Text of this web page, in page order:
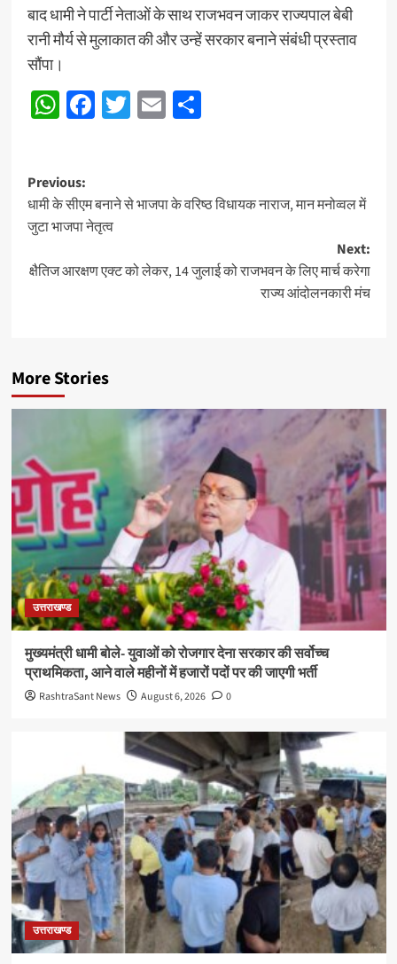
बाद धामी ने पार्टी नेताओं के साथ राजभवन जाकर राज्यपाल बेबी
रानी मौर्य से मुलाकात की और उन्हें सरकार बनाने संबंधी प्रस्ताव
सौंपा।
WhatsApp
Facebook
Twitter
EmailShare
Post
navigation
Previous:
धामी के सीएम बनाने से भाजपा के वरिष्ठ विधायक नाराज, मान मनोव्वल में
जुटा भाजपा नेतृत्व
Next:
क्षैतिज आरक्षण एक्ट को लेकर, 14 जुलाई को राजभवन के लिए मार्च करेगा
राज्य आंदोलनकारी मंच
More Stories
उत्तराखण्ड
मुख्यमंत्री धामी बोले- युवाओं को रोजगार देना सरकार की सर्वोच्च
प्राथमिकता, आने वाले महीनों में हजारों पदों पर की जाएगी भर्ती
RashtraSant News August 6, 2026 0
उत्तराखण्ड